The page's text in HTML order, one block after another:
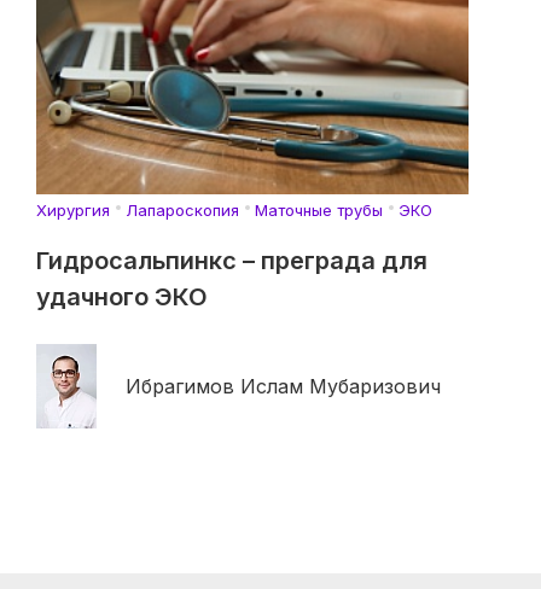
Хирургия Лапароскопия Маточные трубы ЭКО
Гидросальпинкс – преграда для
удачного ЭКО
Ибрагимов Ислам Мубаризович